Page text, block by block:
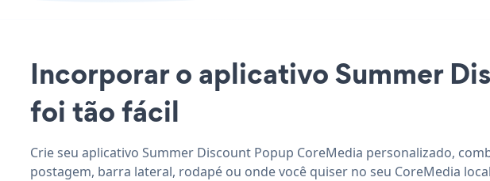
Incorporar o aplicativo Summer
foi tão fácil
Crie seu aplicativo Summer Discount Popup CoreMedia personalizado,
postagem, barra lateral, rodapé ou onde você quiser no seu CoreMedia